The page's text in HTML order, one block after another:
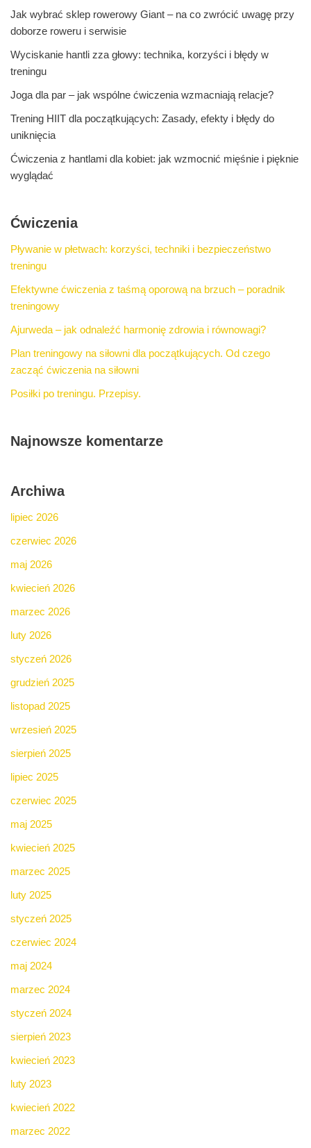
Jak wybrać sklep rowerowy Giant – na co zwrócić uwagę przy
doborze roweru i serwisie
Wyciskanie hantli zza głowy: technika, korzyści i błędy w
treningu
Joga dla par – jak wspólne ćwiczenia wzmacniają relacje?
Trening HIIT dla początkujących: Zasady, efekty i błędy do
uniknięcia
Ćwiczenia z hantlami dla kobiet: jak wzmocnić mięśnie i pięknie
wyglądać
Ćwiczenia
Pływanie w płetwach: korzyści, techniki i bezpieczeństwo
treningu
Efektywne ćwiczenia z taśmą oporową na brzuch – poradnik
treningowy
Ajurweda – jak odnaleźć harmonię zdrowia i równowagi?
Plan treningowy na siłowni dla początkujących. Od czego
zacząć ćwiczenia na siłowni
Posiłki po treningu. Przepisy.
Najnowsze komentarze
Archiwa
lipiec 2026
czerwiec 2026
maj 2026
kwiecień 2026
marzec 2026
luty 2026
styczeń 2026
grudzień 2025
listopad 2025
wrzesień 2025
sierpień 2025
lipiec 2025
czerwiec 2025
maj 2025
kwiecień 2025
marzec 2025
luty 2025
styczeń 2025
czerwiec 2024
maj 2024
marzec 2024
styczeń 2024
sierpień 2023
kwiecień 2023
luty 2023
kwiecień 2022
marzec 2022